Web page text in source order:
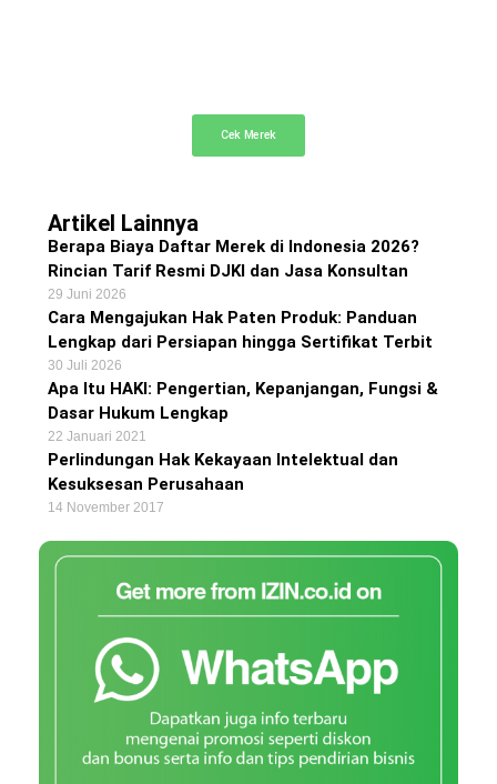
Cek Merek
Artikel Lainnya
Berapa Biaya Daftar Merek di Indonesia 2026?
Rincian Tarif Resmi DJKI dan Jasa Konsultan
29 Juni 2026
Cara Mengajukan Hak Paten Produk: Panduan
Lengkap dari Persiapan hingga Sertifikat Terbit
30 Juli 2026
Apa Itu HAKI: Pengertian, Kepanjangan, Fungsi &
Dasar Hukum Lengkap
22 Januari 2021
Perlindungan Hak Kekayaan Intelektual dan
Kesuksesan Perusahaan
14 November 2017